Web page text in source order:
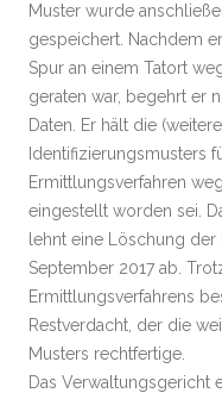
Muster wurde
gespeichert. Nachdem
Spur an einem Tatort
geraten war, begehrt er
Daten. Er hält die
Identifizierungsmusters
Ermittlungsverfahren
eingestellt worden sei.
lehnt eine Löschung
September 2017 ab.
Ermittlungsverfahrens
Restverdacht, der die
Musters rechtfertige.
Das Verwaltungsgericht